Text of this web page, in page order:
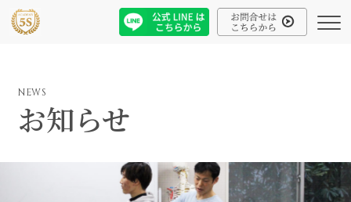
NEWS
お知らせ